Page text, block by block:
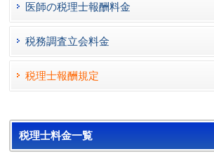
医師の税理士報酬料金
税務調査立会料金
税理士報酬規定
税理士料金一覧